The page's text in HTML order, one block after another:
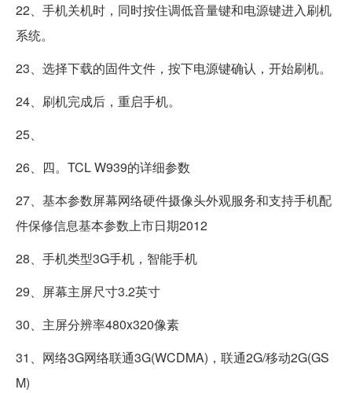
22、手机关机时，同时按住调低音量键和电源键进入刷机
系统。
23、选择下载的固件文件，按下电源键确认，开始刷机。
24、刷机完成后，重启手机。
25、
26、四。TCL W939的详细参数
27、基本参数屏幕网络硬件摄像头外观服务和支持手机配
件保修信息基本参数上市日期2012
28、手机类型3G手机，智能手机
29、屏幕主屏尺寸3.2英寸
30、主屏分辨率480x320像素
31、网络3G网络联通3G(WCDMA)，联通2G/移动2G(GS
M)